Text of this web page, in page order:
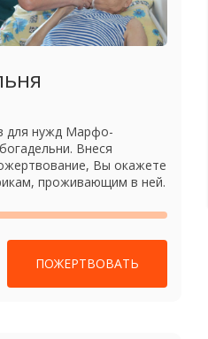
для нужд Марфо-
Внеся
Вы окажете
проживающим в ней.
ПОЖЕРТВОВАТЬ